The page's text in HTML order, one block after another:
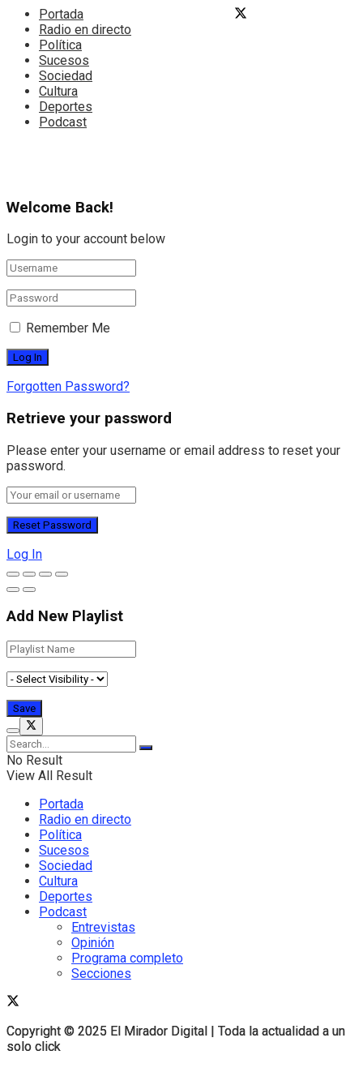
Copyright © 2025 El Mirador Digital | Toda la actualidad a un
solo click
Portada
Radio en directo
Política
Sucesos
Sociedad
Cultura
Deportes
Podcast
Welcome Back!
Login to your account below
Remember Me
Forgotten Password?
Retrieve your password
Please enter your username or email address to reset your
password.
Log In
Add New Playlist
No Result
View All Result
Portada
Radio en directo
Política
Sucesos
Sociedad
Cultura
Deportes
Podcast
Entrevistas
Opinión
Programa completo
Secciones
Copyright © 2025 El Mirador Digital | Toda la actualidad a un
solo click